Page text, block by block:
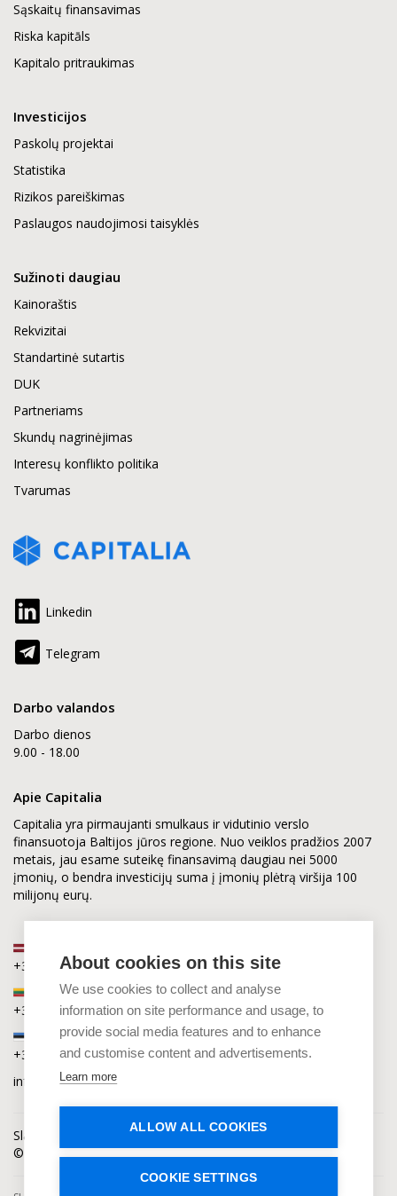
About cookies on this site
We use cookies to collect and analyse
information on site performance and usage, to
provide social media features and to enhance
and customise content and advertisements.
Learn more
ALLOW ALL COOKIES
COOKIE SETTINGS
Sąskaitų finansavimas
Riska kapitāls
Kapitalo pritraukimas
Investicijos
Paskolų projektai
Statistika
Rizikos pareiškimas
Paslaugos naudojimosi taisyklės
Sužinoti daugiau
Kainoraštis
Rekvizitai
Standartinė sutartis
DUK
Partneriams
Skundų nagrinėjimas
Interesų konflikto politika
Tvarumas
Linkedin
Telegram
Darbo valandos
Darbo dienos
9.00 - 18.00
Apie Capitalia
Capitalia yra pirmaujanti smulkaus ir vidutinio verslo
finansuotoja Baltijos jūros regione. Nuo veiklos pradžios 2007
metais, jau esame suteikę finansavimą daugiau nei 5000
įmonių, o bendra investicijų suma į įmonių plėtrą viršija 100
milijonų eurų.
+371 2880 0880
Lietuva
+370 6168 0880
Estija
+372 5864 0880
info@capitalia.com
Slapukų privatumas Naujienos Kontaktai
© Capitalia 2009-2026. Teisės saugomos.